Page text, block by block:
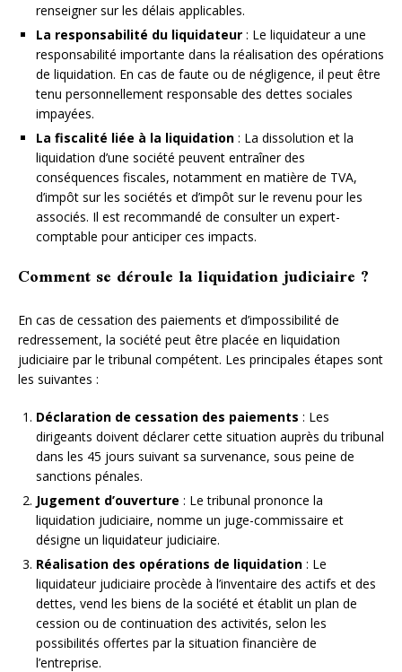
renseigner sur les délais applicables.
La responsabilité du liquidateur : Le liquidateur a une
responsabilité importante dans la réalisation des opérations
de liquidation. En cas de faute ou de négligence, il peut être
tenu personnellement responsable des dettes sociales
impayées.
La fiscalité liée à la liquidation : La dissolution et la
liquidation d’une société peuvent entraîner des
conséquences fiscales, notamment en matière de TVA,
d’impôt sur les sociétés et d’impôt sur le revenu pour les
associés. Il est recommandé de consulter un expert-
comptable pour anticiper ces impacts.
Comment se déroule la liquidation judiciaire ?
En cas de cessation des paiements et d’impossibilité de
redressement, la société peut être placée en liquidation
judiciaire par le tribunal compétent. Les principales étapes sont
les suivantes :
Déclaration de cessation des paiements : Les
dirigeants doivent déclarer cette situation auprès du tribunal
dans les 45 jours suivant sa survenance, sous peine de
sanctions pénales.
Jugement d’ouverture : Le tribunal prononce la
liquidation judiciaire, nomme un juge-commissaire et
désigne un liquidateur judiciaire.
Réalisation des opérations de liquidation : Le
liquidateur judiciaire procède à l’inventaire des actifs et des
dettes, vend les biens de la société et établit un plan de
cession ou de continuation des activités, selon les
possibilités offertes par la situation financière de
l’entreprise.